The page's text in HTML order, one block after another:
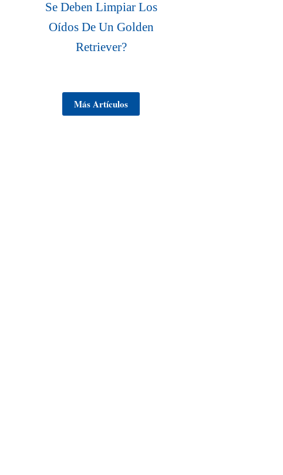
Se Deben Limpiar Los
Oídos De Un Golden
Retriever?
Más Artículos